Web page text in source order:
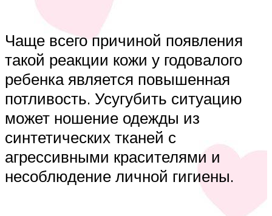
Чаще всего причиной появления
такой реакции кожи у годовалого
ребенка является повышенная
потливость. Усугубить ситуацию
может ношение одежды из
синтетических тканей с
агрессивными красителями и
несоблюдение личной гигиены.